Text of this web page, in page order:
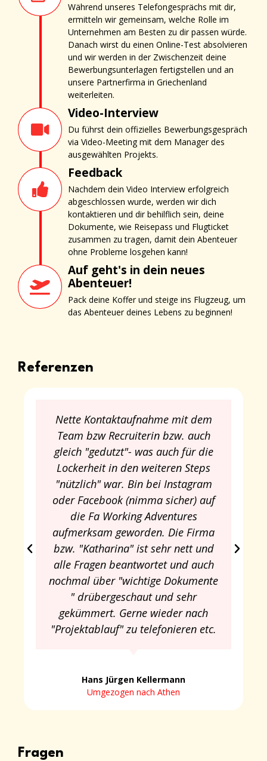
Während unseres Telefongesprächs mit dir,
ermitteln wir gemeinsam, welche Rolle im
Unternehmen am Besten zu dir passen würde.
Danach wirst du einen Online-Test absolvieren
und wir werden in der Zwischenzeit deine
Bewerbungsunterlagen fertigstellen und an
unsere Partnerfirma in Griechenland
weiterleiten.
Video-Interview
Du führst dein offizielles Bewerbungsgespräch
via Video-Meeting mit dem Manager des
ausgewählten Projekts.
Feedback
Nachdem dein Video Interview erfolgreich
abgeschlossen wurde, werden wir dich
kontaktieren und dir behilflich sein, deine
Dokumente, wie Reisepass und Flugticket
zusammen zu tragen, damit dein Abenteuer
ohne Probleme losgehen kann!
Auf geht's in dein neues
Abenteuer!
Pack deine Koffer und steige ins Flugzeug, um
das Abenteuer deines Lebens zu beginnen!
Referenzen
Nette Kontaktaufnahme mit dem
Team bzw Recruiterin bzw. auch
gleich "gedutzt"- was auch für die
Lockerheit in den weiteren Steps
"nützlich" war. Bin bei Instagram
oder Facebook (nimma sicher) auf
die Fa Working Adventures
aufmerksam geworden. Die Firma
bzw. "Katharina" ist sehr nett und
alle Fragen beantwortet und auch
nochmal über "wichtige Dokumente
" drübergeschaut und sehr
gekümmert. Gerne wieder nach
"Projektablauf" zu telefonieren etc.
Hans Jürgen Kellermann
Umgezogen nach Athen
Fragen